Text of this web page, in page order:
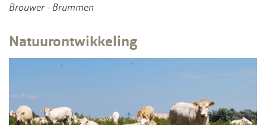
Brouwer - Brummen
Natuurontwikkeling